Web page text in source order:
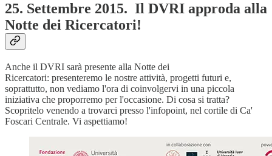
25. Settembre 2015. Il DVRI approda alla
Notte dei Ricercatori!
Anche il DVRI sarà presente alla Notte dei
Ricercatori: presenteremo le nostre attività, progetti futuri e,
soprattutto, non vediamo l'ora di coinvolgervi in una piccola
iniziativa che proporremo per l'occasione. Di cosa si tratta?
Scopritelo venendo a trovarci presso l'infopoint, nel cortile di Ca'
Foscari Centrale. Vi aspettiamo!